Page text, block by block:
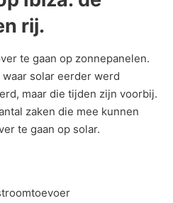
rij.
te gaan op zonnepanelen.
solar eerder werd
maar die tijden zijn voorbij.
zaken die mee kunnen
te gaan op solar.